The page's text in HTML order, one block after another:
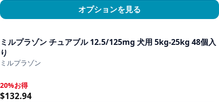
オプションを見る
ミルプラゾン チュアブル 12.5/125mg 犬用 5kg-25kg 48個入
り
ミルプラゾン
20%お得, $132.94
20%お得
$132.94